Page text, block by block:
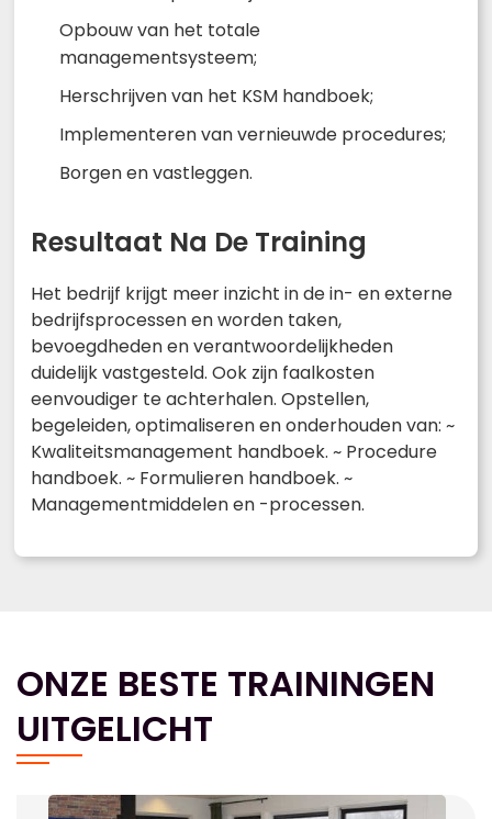
Opbouw van het totale
managementsysteem;
Herschrijven van het KSM handboek;
Implementeren van vernieuwde procedures;
Borgen en vastleggen.
Resultaat Na De Training
Het bedrijf krijgt meer inzicht in de in- en externe
bedrijfsprocessen en worden taken,
bevoegdheden en verantwoordelijkheden
duidelijk vastgesteld. Ook zijn faalkosten
eenvoudiger te achterhalen. Opstellen,
begeleiden, optimaliseren en onderhouden van: ~
Kwaliteitsmanagement handboek. ~ Procedure
handboek. ~ Formulieren handboek. ~
Managementmiddelen en -processen.
ONZE BESTE TRAININGEN
UITGELICHT